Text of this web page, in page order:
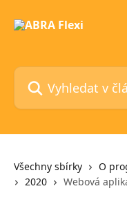
Vyhledat v článcích…
Všechny sbírky O
2020
Webová